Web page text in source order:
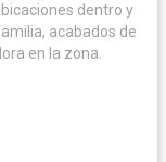
dentro y
acabados de
en la zona.